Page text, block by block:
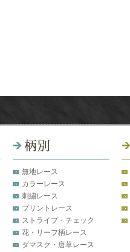
無地レース
カラーレース
刺繍レース
プリントレース
ストライプ・チェック
花・リーフ柄レース
ダマスク・唐草レース